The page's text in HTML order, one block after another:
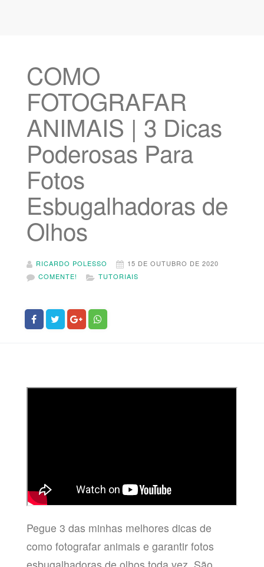
COMO
FOTOGRAFAR
ANIMAIS | 3 Dicas
Poderosas Para
Fotos
Esbugalhadoras de
Olhos
RICARDO POLESSO
15 DE OUTUBRO DE 2020
COMENTE!
TUTORIAIS
Pegue 3 das minhas melhores dicas de
como fotografar animais e garantir fotos